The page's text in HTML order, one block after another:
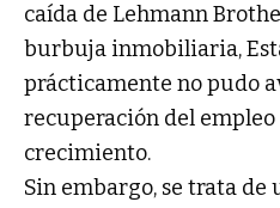
caída de Lehmann
burbuja inmobiliaria,
prácticamente no pudo
recuperación del empleo
crecimiento.
Sin embargo, se trata de